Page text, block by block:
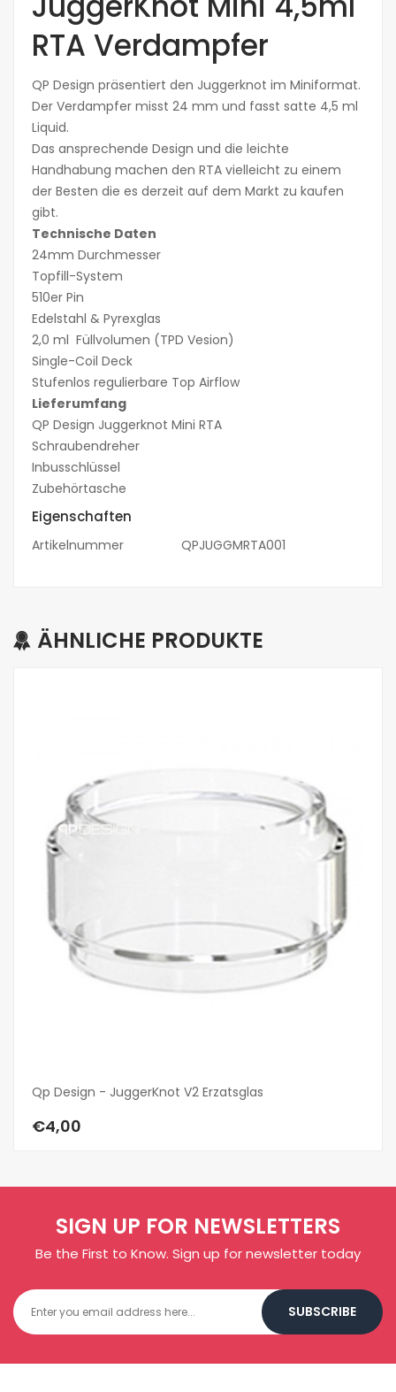
RTA Verdampfer
QP Design präsentiert den Juggerknot im Miniformat.
Der Verdampfer misst 24 mm und fasst satte 4,5 ml
Liquid.
Das ansprechende Design und die leichte
Handhabung machen den RTA vielleicht zu einem
der Besten die es derzeit auf dem Markt zu kaufen
gibt.
Technische Daten
24mm Durchmesser
Topfill-System
510er Pin
Edelstahl & Pyrexglas
2,0 ml Füllvolumen (TPD Vesion)
Single-Coil Deck
Stufenlos regulierbare Top Airflow
Lieferumfang
QP Design Juggerknot Mini RTA
Schraubendreher
Inbusschlüssel
Zubehörtasche
Eigenschaften
Artikelnummer QPJUGGMRTA001
ÄHNLICHE PRODUKTE
Qp Design - JuggerKnot V2 Erzatsglas
€4,00
SIGN UP FOR NEWSLETTERS
Be the First to Know. Sign up for newsletter today
SUBSCRIBE